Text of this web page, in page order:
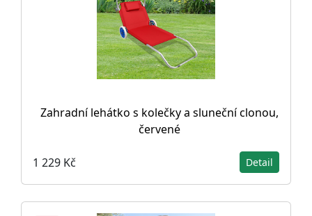
Zahradní lehátko s kolečky a sluneční clonou,
červené
1 229 Kč Detail